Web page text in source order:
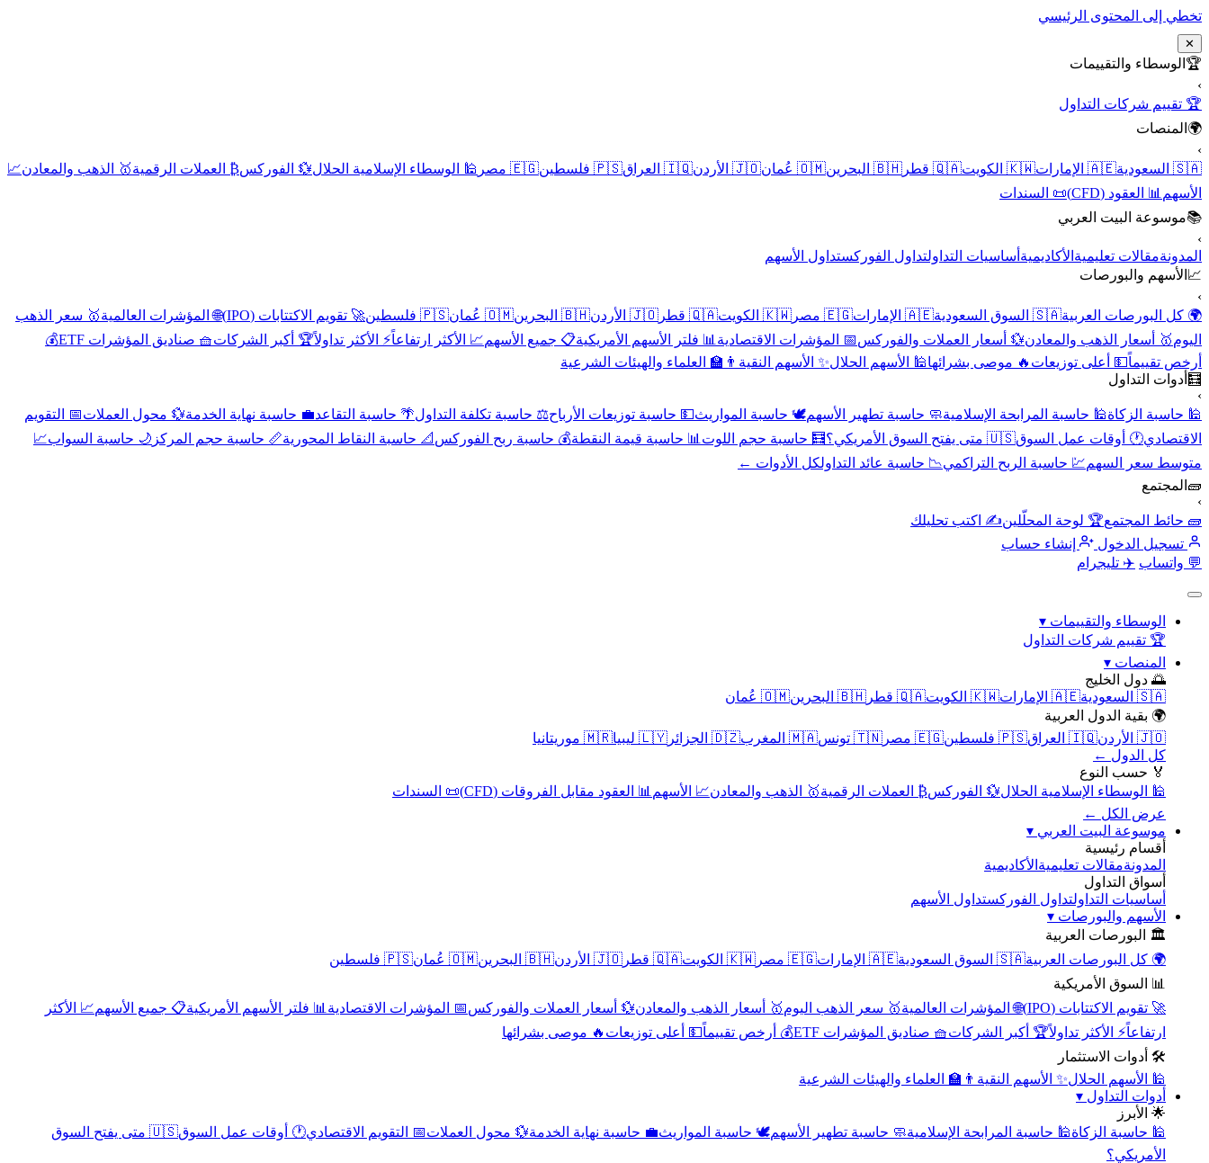
تخطي إلى المحتوى الرئيسي
✕
🏆 الوسطاء والتقييمات
›
🏆 تقييم شركات التداول
🌍 المنصات
›
🇸🇦 السعودية
🇦🇪 الإمارات 🇰🇼 الكويت 🇶🇦 قطر 🇧🇭 البحرين 🇴🇲 عُمان 🇯🇴 الأردن 🇮🇶 العراق 🇵🇸 فلسطين 🇪🇬 مصر 🕌 الوسطاء الإسلامية الحلال💱 الفوركس₿ العملات الرقمية🥇 الذهب والمعادن📈
الأسهم 📊 العقود (CFD)
📜 السندات
📚موسوعة البيت العربي
›
المدونةمقالات تعليمية الأكاديمية أساسيات التداولتداول الفوركستداول الأسهم
📈 الأسهم والبورصات
›
🌍 كل البورصات العربية🇸🇦 السوق السعودية 🇦🇪 الإمارات 🇪🇬 مصر 🇰🇼 الكويت 🇶🇦 قطر 🇯🇴 الأردن 🇧🇭 البحرين 🇴🇲 عُمان 🇵🇸 فلسطين 🚀 تقويم الاكتتابات (IPO) 🌐 المؤشرات العالمية🥇 سعر الذهب
اليوم🥇 أسعار الذهب والمعادن💱 أسعار العملات والفوركس📅 المؤشرات الاقتصادية 📊 فلتر الأسهم الأمريكية📋 جميع الأسهم📈 الأكثر ارتفاعاً⚡ الأكثر تداولاً🏆 أكبر الشركات🧺 صناديق المؤشرات ETF
💰
أرخص تقييماً💵 أعلى توزيعات 🔥 موصى بشرائها🕌 الأسهم الحلال✨ الأسهم النقية 👨‍🏫 العلماء والهيئات الشرعية
🧮 أدوات التداول
›
🕌 حاسبة الزكاة🕌 حاسبة المرابحة الإسلامية🧼 حاسبة تطهير الأسهم🕊️ حاسبة المواريث💵 حاسبة توزيعات الأرباح⚖️ حاسبة تكلفة التداول🌴 حاسبة التقاعد💼 حاسبة نهاية الخدمة💱 محول العملات📅 التقويم
الاقتصادي🕐 أوقات عمل السوق🇺🇸 متى يفتح السوق الأمريكي؟ 🧮 حاسبة حجم اللوت 📊 حاسبة قيمة النقطة💰 حاسبة ربح الفوركس 📐 حاسبة النقاط المحورية📏 حاسبة حجم المركز 🌙 حاسبة السواب📈
متوسط سعر السهم💹 حاسبة الربح التراكمي📉 حاسبة عائد التداولكل الأدوات ←
🧱 المجتمع
›
🧱 حائط المجتمع🏆 لوحة المحلّلين✍️ اكتب تحليلك
تسجيل الدخول
إنشاء حساب
💬 واتساب ✈️ تليجرام
الوسطاء والتقييمات ▾
🏆 تقييم شركات التداول
المنصات ▾
🌅 دول الخليج
🇸🇦 السعودية
🇦🇪 الإمارات 🇰🇼 الكويت 🇶🇦 قطر 🇧🇭 البحرين
🇴🇲 عُمان
🌍 بقية الدول العربية
🇯🇴 الأردن
🇮🇶 العراق 🇵🇸 فلسطين 🇪🇬 مصر 🇹🇳 تونس 🇲🇦 المغرب 🇩🇿 الجزائر 🇱🇾 ليبيا
🇲🇷 موريتانيا
كل الدول ←
🏅 حسب النوع
🕌 الوسطاء الإسلامية الحلال💱 الفوركس₿ العملات الرقمية🥇 الذهب والمعادن📈 الأسهم 📊 العقود مقابل الفروقات (CFD)
📜 السندات
عرض الكل ←
موسوعة البيت العربي ▾
أقسام رئيسية
المدونةمقالات تعليمية الأكاديمية
أسواق التداول
أساسيات التداولتداول الفوركستداول الأسهم
الأسهم والبورصات ▾
🏛️ البورصات العربية
🌍 كل البورصات العربية🇸🇦 السوق السعودية 🇦🇪 الإمارات 🇪🇬 مصر 🇰🇼 الكويت 🇶🇦 قطر 🇯🇴 الأردن 🇧🇭 البحرين 🇴🇲 عُمان
🇵🇸 فلسطين
📊 السوق الأمريكية
🚀 تقويم الاكتتابات (IPO)
🌐 المؤشرات العالمية🥇 سعر الذهب اليوم🥇 أسعار الذهب والمعادن💱 أسعار العملات والفوركس📅 المؤشرات الاقتصادية 📊 فلتر الأسهم الأمريكية📋 جميع الأسهم📈 الأكثر
ارتفاعاً⚡ الأكثر تداولاً🏆 أكبر الشركات🧺 صناديق المؤشرات ETF 💰 أرخص تقييماً💵 أعلى توزيعات 🔥 موصى بشرائها
🛠️ أدوات الاستثمار
🕌 الأسهم الحلال✨ الأسهم النقية 👨‍🏫 العلماء والهيئات الشرعية
أدوات التداول ▾
🌟 الأبرز
🕌 حاسبة الزكاة🕌 حاسبة المرابحة الإسلامية🧼 حاسبة تطهير الأسهم🕊️ حاسبة المواريث💼 حاسبة نهاية الخدمة💱 محول العملات📅 التقويم الاقتصادي🕐 أوقات عمل السوق
🇺🇸 متى يفتح السوق
الأمريكي؟